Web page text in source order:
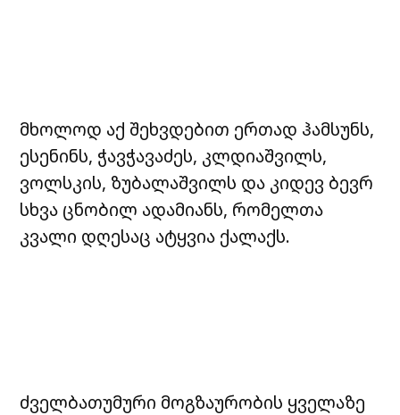
მხოლოდ აქ შეხვდებით ერთად ჰამსუნს,
ესენინს, ჭავჭავაძეს, კლდიაშვილს,
ვოლსკის, ზუბალაშვილს და კიდევ ბევრ
სხვა ცნობილ ადამიანს, რომელთა
კვალი დღესაც ატყვია ქალაქს.
ძველბათუმური მოგზაურობის ყველაზე